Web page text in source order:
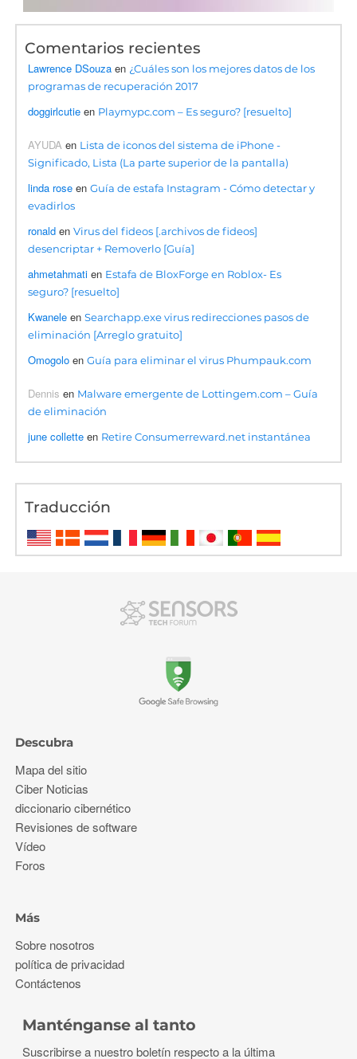
Comentarios recientes
Lawrence DSouza en ¿Cuáles son los mejores datos de los
programas de recuperación 2017
doggirlcutie en Playmypc.com – Es seguro? [resuelto]
AYUDA en Lista de iconos del sistema de iPhone -
Significado, Lista (La parte superior de la pantalla)
linda rose enGuía de estafa Instagram - Cómo detectar y
evadirlos
ronald enVirus del fideos [.archivos de fideos]
desencriptar + Removerlo [Guía]
ahmetahmati en Estafa de BloxForge en Roblox- Es
seguro? [resuelto]
Kwanele enSearchapp.exe virus redirecciones pasos de
eliminación [Arreglo gratuito]
Omogolo enGuía para eliminar el virus Phumpauk.com
Dennis en Malware emergente de Lottingem.com – Guía
de eliminación
june collette en Retire Consumerreward.net instantánea
Traducción
Descubra
Mapa del sitio
Ciber Noticias
diccionario cibernético
Revisiones de software
Vídeo
Foros
Más
Sobre nosotros
política de privacidad
Contáctenos
Manténganse al tanto
Suscribirse a nuestro boletín respecto a la última